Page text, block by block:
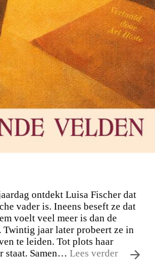
ontdekt Luisa Fischer dat
vader is. Ineens beseft ze dat
voelt veel meer is dan de
Twintig jaar later probeert ze in
te leiden. Tot plots haar
staat. Samen… Lees verder